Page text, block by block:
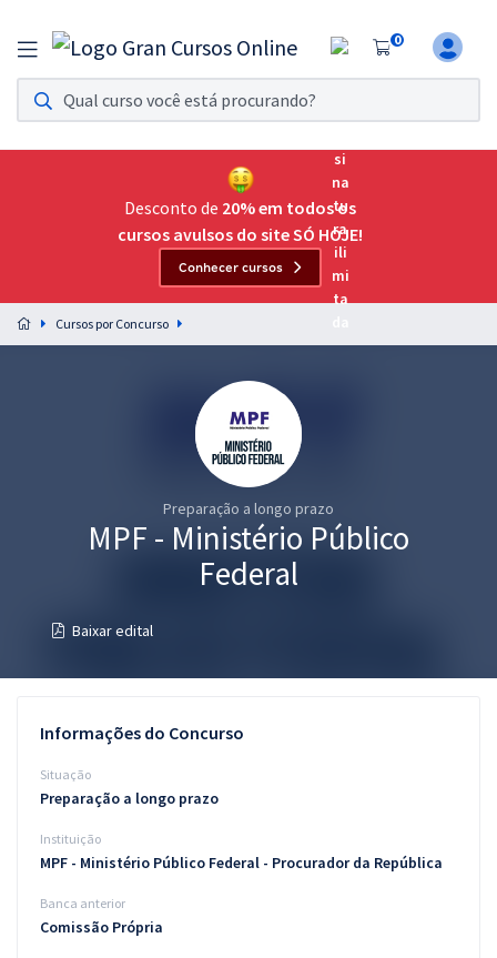
0
Assinatura Ilimitada 11
Acesso a todos os cursos. Teste grátis por 7 dias!
Assinatura OAB Até Passar
Acesso ilimitado a toda preparação para o Exame da
Preparação completa e intensiva para as principais
residências em saúde do Brasil
Questões grátis
Conteúdo gratuito
Aprovados
Atendimento
Desconto de 20% em todos os
cursos avulsos do site SÓ HOJE!
Conhecer cursos
Cursos por Concurso
Preparação a longo prazo
MPF - Ministério Público
Federal
Baixar edital
Informações do Concurso
Situação
Preparação a longo prazo
Instituição
MPF - Ministério Público Federal - Procurador da República
Banca anterior
Comissão Própria